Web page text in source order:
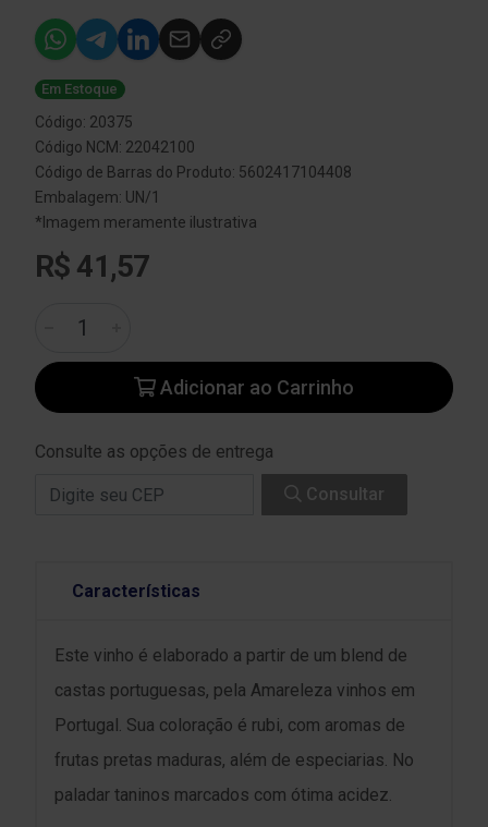
Em Estoque
Código: 20375
Código NCM: 22042100
Código de Barras do Produto: 5602417104408
Embalagem: UN/1
*Imagem meramente ilustrativa
R$ 41,57
Adicionar ao Carrinho
Consulte as opções de entrega
Consultar
Características
Este vinho é elaborado a partir de um blend de
castas portuguesas, pela Amareleza vinhos em
Portugal. Sua coloração é rubi, com aromas de
frutas pretas maduras, além de especiarias. No
paladar taninos marcados com ótima acidez.